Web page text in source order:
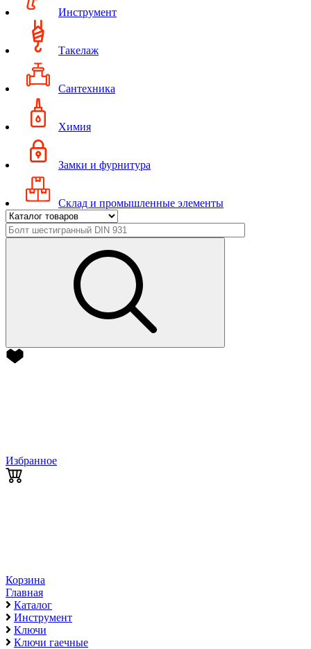
Инструмент
Такелаж
Сантехника
Химия
Замки и фурнитура
Склад и промышленные элементы
Избранное
Корзина
Главная
Каталог
Инструмент
Ключи
Ключи гаечные